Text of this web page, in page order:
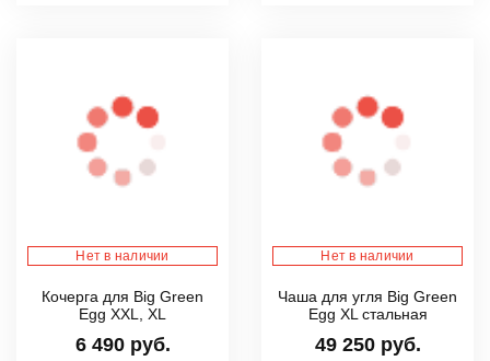
Нет в наличии
Кочерга для Big Green
Egg XXL, XL
6 490 руб.
Нет в наличии
Чаша для угля Big Green
Egg XL стальная
49 250 руб.